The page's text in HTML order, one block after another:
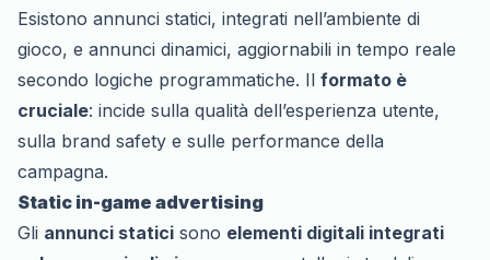
Esistono annunci statici, integrati nell’ambiente di
gioco, e annunci dinamici, aggiornabili in tempo reale
secondo logiche programmatiche. Il formato è
cruciale: incide sulla qualità dell’esperienza utente,
sulla brand safety e sulle performance della
campagna.
Static in-game advertising
Gli annunci statici sono elementi digitali integrati